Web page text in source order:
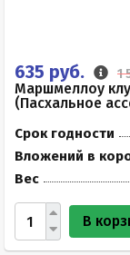
635 руб. 1
Маршмеллоу
(Пасхальное
Срок годности
Вложений в
Вес
В